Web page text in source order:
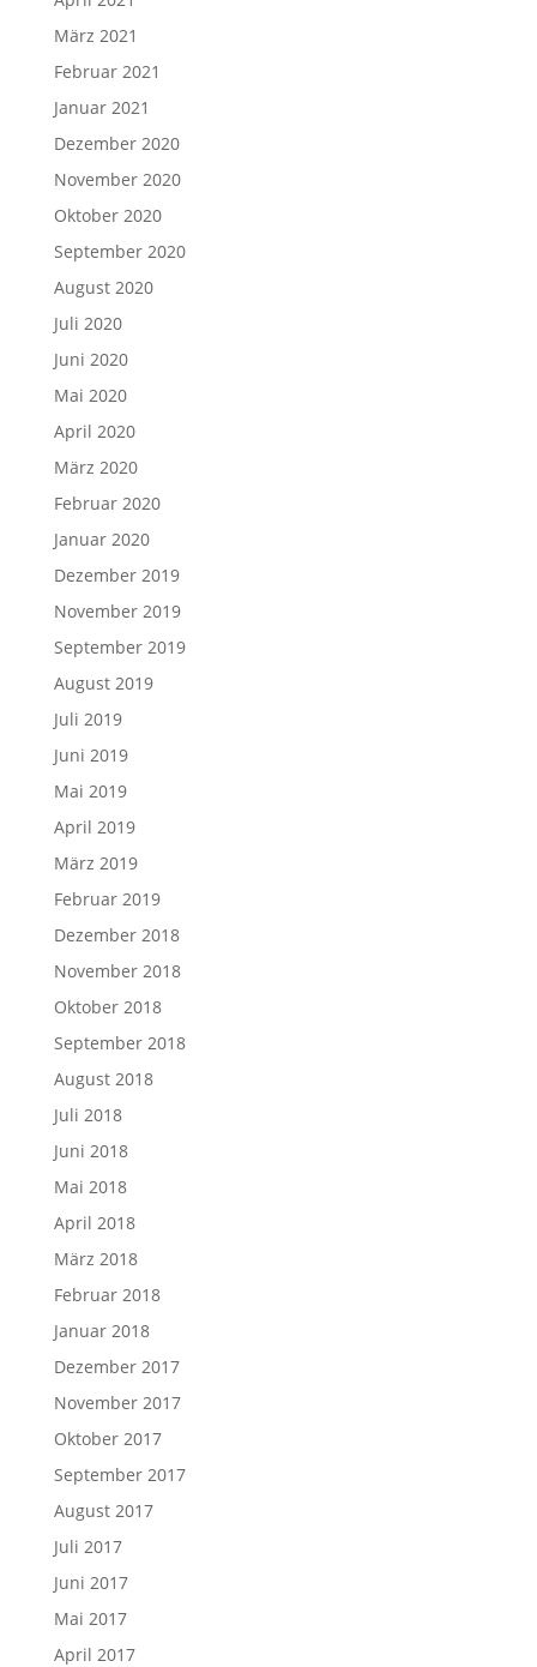
März 2021
Februar 2021
Januar 2021
Dezember 2020
November 2020
Oktober 2020
September 2020
August 2020
Juli 2020
Juni 2020
Mai 2020
April 2020
März 2020
Februar 2020
Januar 2020
Dezember 2019
November 2019
September 2019
August 2019
Juli 2019
Juni 2019
Mai 2019
April 2019
März 2019
Februar 2019
Dezember 2018
November 2018
Oktober 2018
September 2018
August 2018
Juli 2018
Juni 2018
Mai 2018
April 2018
März 2018
Februar 2018
Januar 2018
Dezember 2017
November 2017
Oktober 2017
September 2017
August 2017
Juli 2017
Juni 2017
Mai 2017
April 2017